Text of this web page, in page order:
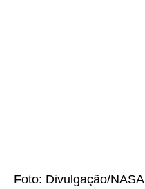
Foto: Divulgação/NASA